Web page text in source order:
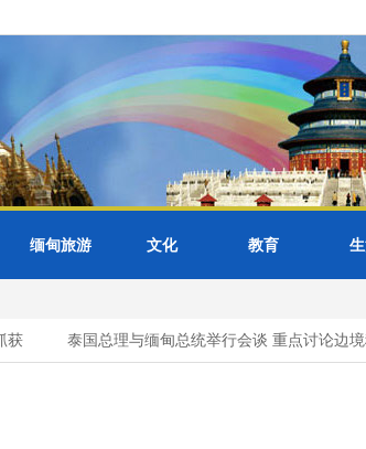
缅甸旅游 文化 教育
泰国总理与缅甸总统举行会谈 重点讨论边境稳